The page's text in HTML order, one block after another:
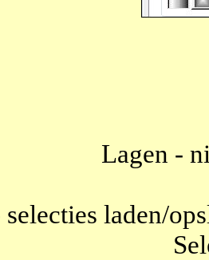
Lagen -
selecties laden/